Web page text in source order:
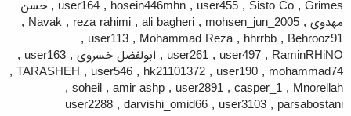
Grimes
,
Sisto Co
,
user455
,
hosein446mhn
,
user164
, حسن
مهدوی ,
mohsen_jun_2005
,
ali bagheri
,
reza rahimi
,
Navak
,
Behrooz91
,
hhrrbb
,
Mohammad Reza
,
user113
,
RaminRHiNO
,
user497
,
user261
, ابولفضل خسروی ,
user163
,
mohammad74
,
user190
,
hk21101372
,
user546
,
TARASHEH
,
Mnorellah
,
casper_1
,
user2891
,
amir ashp
,
soheil
,
parsabostani
,
user3103
,
darvishi_omid66
,
user2288